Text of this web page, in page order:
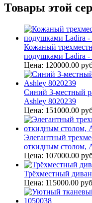
Товары этой
Кожаный
подушками Ladira -
Цена: 120000.00
Синий 3-местный
Ashley 8020239
Цена: 151000.00
Элегантный
откидным столом,
Цена: 107000.00
Трёхместный
Цена: 115000.00